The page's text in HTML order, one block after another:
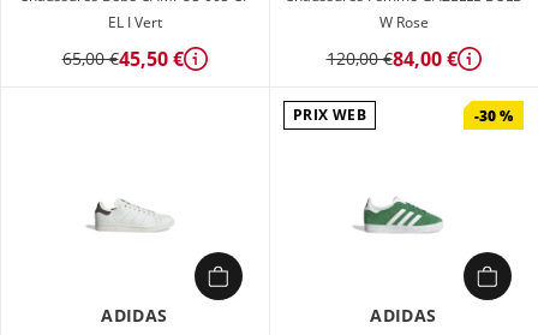
EL I Vert
65,00 €45,50 € Détails
W Rose
120,00 €84,00 € Détails
ADIDAS
PRIX WEB -30 %
ADIDAS